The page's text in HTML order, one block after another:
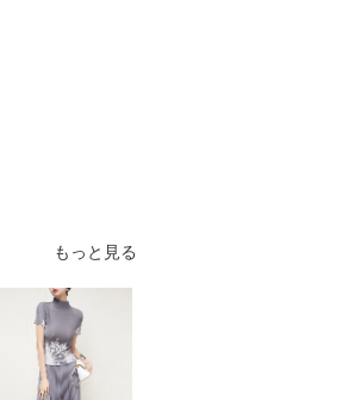
もっと見る